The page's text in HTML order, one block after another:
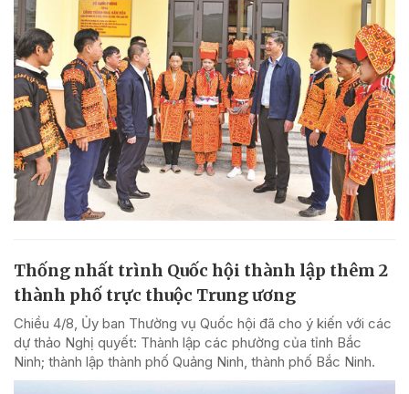
Thống nhất trình Quốc hội thành lập thêm 2
thành phố trực thuộc Trung ương
Chiều 4/8, Ủy ban Thường vụ Quốc hội đã cho ý kiến với các
dự thảo Nghị quyết: Thành lập các phường của tỉnh Bắc
Ninh; thành lập thành phố Quảng Ninh, thành phố Bắc Ninh.